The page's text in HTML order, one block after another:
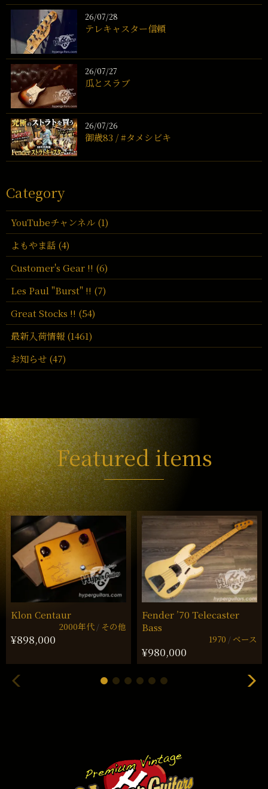
26/07/28
テレキャスター信頼
26/07/27
瓜とスラブ
26/07/26
御歳83 / #タメシビキ
Category
YouTubeチャンネル (1)
よもやま話 (4)
Customer's Gear !! (6)
Les Paul "Burst" !! (7)
Great Stocks !! (54)
最新入荷情報 (1461)
お知らせ (47)
Featured items
Klon Centaur
2000年代 その他
¥898,000
Fender ’70 Telecaster
Bass
1970 ベース
¥980,000